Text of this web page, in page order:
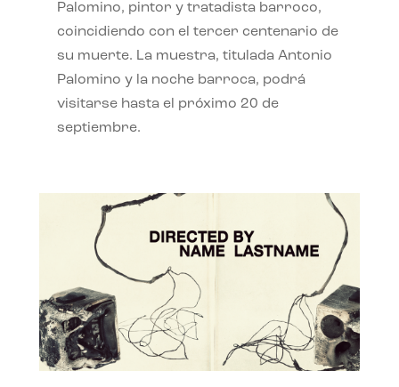
Palomino, pintor y tratadista barroco,
coincidiendo con el tercer centenario de
su muerte. La muestra, titulada Antonio
Palomino y la noche barroca, podrá
visitarse hasta el próximo 20 de
septiembre.